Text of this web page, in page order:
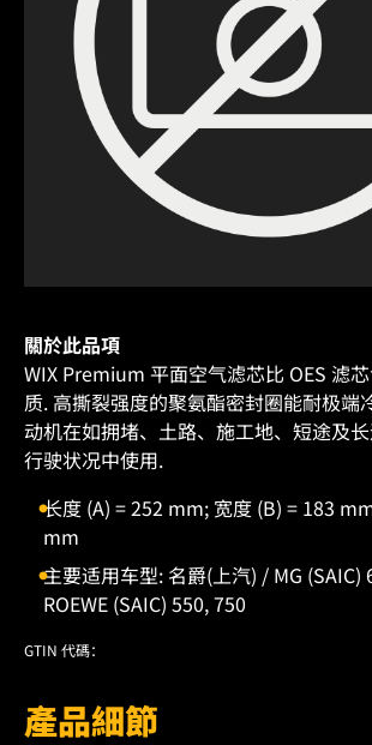
關於此品項
WIX Premium 平面空气滤芯比 OES 滤
质. 高撕裂强度的聚氨酯密封圈能耐极端
动机在如拥堵、土路、施工地、短途及
行驶状况中使用.
长度 (A) = 252 mm; 宽度 (B) = 183
mm
主要适用车型: 名爵(上汽) / MG (SAIC)
ROEWE (SAIC) 550, 750
GTIN 代碼：
產品細節